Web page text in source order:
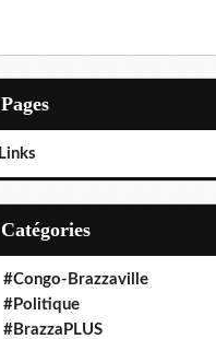
Pages
Links
Catégories
#Congo-Brazzaville
#Politique
#BrazzaPLUS